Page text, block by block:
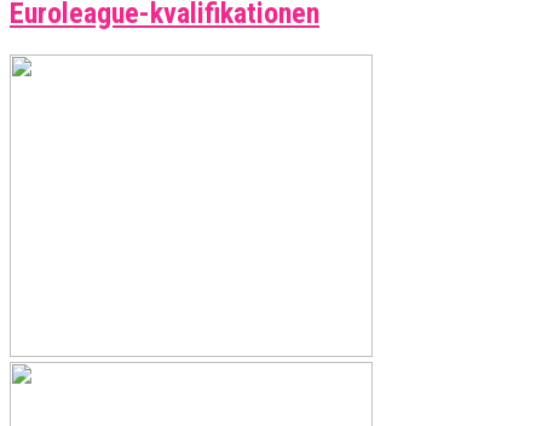
Euroleague-kvalifikationen